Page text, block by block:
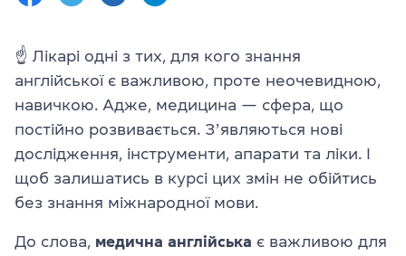
(063) 580 11 00
(098) 580 11 00
м. Київ, метро Золоті Ворота, вул. Ярославів Вал, 13/2-б,
☝ Лікарі одні з тих, для кого знання
англійської є важливою, проте неочевидною,
навичкою. Адже, медицина — сфера, що
постійно розвивається. Зʼявляються нові
дослідження, інструменти, апарати та ліки. І
щоб залишатись в курсі цих змін не обійтись
без знання міжнародної мови.
До слова, медична англійська є важливою для